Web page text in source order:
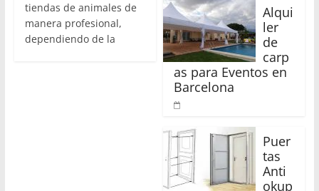
tiendas de animales de
manera profesional,
dependiendo de la
Alqui
ler
de
carp
as para Eventos en
Barcelona
Puer
tas
Anti
okup